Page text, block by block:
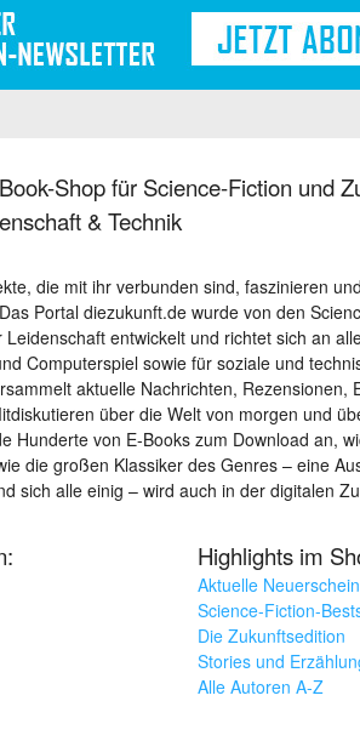
Shop für Science-Fiction und
& Technik
die mit ihr verbunden sind, faszinieren
Portal diezukunft.de wurde von den
entwickelt und richtet sich an
Computerspiel sowie für soziale und
aktuelle Nachrichten, Rezensionen,
über die Welt von morgen und
Hunderte von E-Books zum Download an,
die großen Klassiker des Genres – eine
sich alle einig – wird auch in der digitalen
Highlights im
Aktuelle
Science-Fiction-
Die Zukunftsedition
Stories und
Alle Autoren A-Z